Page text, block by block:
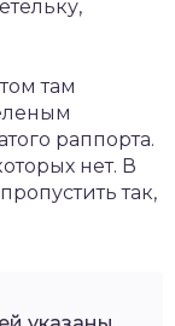
там
раппорта.
нет. В
так,